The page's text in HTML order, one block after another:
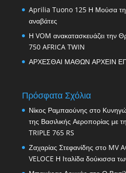
Aprilia Tuono 125 Η Μούσα
αναβάτες
Η VOM ανακατασκευάζει την
750 AFRICA TWIN
ΑΡΧΕΣΘΑΙ ΜΑΘΩΝ ΑΡΧΕΙΝ
Πρόσφατα Σχόλια
Νίκος Ραμπαούνης στο
της Βασιλικής Αεροπορίας με
TRIPLE 765 RS
Ζαχαρίας Στεφανίδης στο MV
VELOCE Η Ιταλίδα δούκισσα